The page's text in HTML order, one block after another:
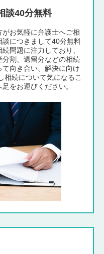
談40分無料
お気軽に弁護士へご相
につきまして40分無料
問題に注力しており、
割、遺留分などの相続
て向き合い、解決に向け
相続について気になるこ
をお運びください。